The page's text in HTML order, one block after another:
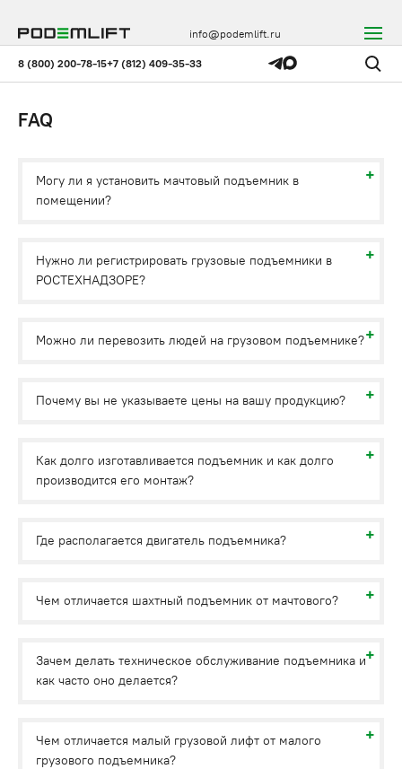
8 (800) 200-78-15+7 (812) 409-35-33
info@podemlift.ru
FAQ
Могу ли я установить мачтовый подъемник в
помещении?
Нужно ли регистрировать грузовые подъемники в
РОСТЕХНАДЗОРЕ?
Можно ли перевозить людей на грузовом подъемнике?
Почему вы не указываете цены на вашу продукцию?
Как долго изготавливается подъемник и как долго
производится его монтаж?
Где располагается двигатель подъемника?
Чем отличается шахтный подъемник от мачтового?
Зачем делать техническое обслуживание подъемника и
как часто оно делается?
Чем отличается малый грузовой лифт от малого
грузового подъемника?